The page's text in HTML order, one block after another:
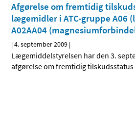
Afgørelse om fremtidig
lægemidler i ATC-gruppe A06
A02AA04
|4. september 2009 |
Lægemiddelstyrelsen har den 3.
afgørelse om fremtidig